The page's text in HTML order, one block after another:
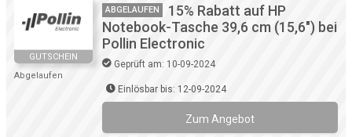
GUTSCHEIN
Abgelaufen
ABGELAUFEN
15% Rabatt auf HP
Notebook-Tasche 39,6 cm (15,6″) bei
Pollin Electronic
Geprüft am: 10-09-2024
Einlösbar bis: 12-09-2024
Zum Angebot